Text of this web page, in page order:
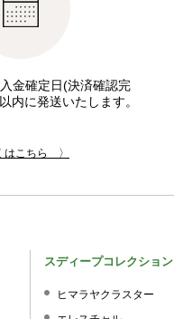
金確定日(決済確認完
内に発送いたします。
はこちら 〉
スディープコレクション
ヒマラヤクラスター